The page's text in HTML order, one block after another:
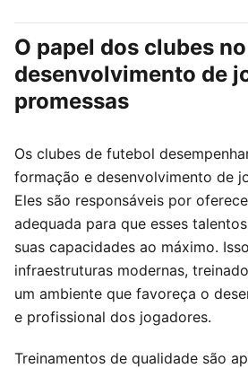
O papel dos clubes no
desenvolvimento de
promessas
Os clubes de futebol
formação e desenvolvimento de
Eles são responsáveis por
adequada para que esses
suas capacidades ao máximo.
infraestruturas modernas,
um ambiente que favoreça o
e profissional dos jogadores.
Treinamentos de qualidade são